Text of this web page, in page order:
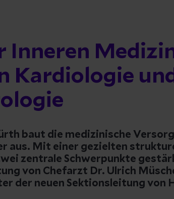
Inneren
Kardiologie und
baut die medizinische
aus. Mit einer gezielten
zentrale Schwerpunkte
von Chefarzt Dr. Ulrich
der neuen Sektionsleitung von